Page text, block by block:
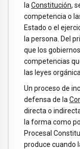
la Constitución,
competencia o
Estado o el
la persona. Del
que los
competencias
las leyes
Un proceso de
defensa de la
directa o
la forma como
Procesal
produce cuando